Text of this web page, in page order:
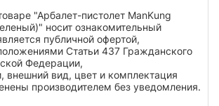
"Арбалет-пистолет ManKung
носит ознакомительный
публичной офертой,
Статьи 437 Гражданского
Федерации,
внешний вид, цвет и комплектация
производителем без уведомления.